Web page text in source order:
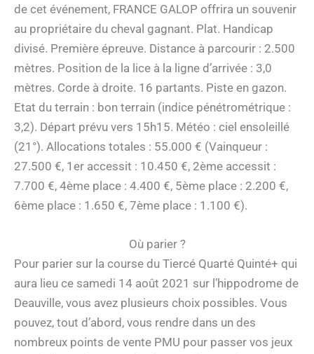
de cet événement, FRANCE GALOP offrira un souvenir
au propriétaire du cheval gagnant. Plat. Handicap
divisé. Première épreuve. Distance à parcourir : 2.500
mètres. Position de la lice à la ligne d’arrivée : 3,0
mètres. Corde à droite. 16 partants. Piste en gazon.
Etat du terrain : bon terrain (indice pénétrométrique :
3,2). Départ prévu vers 15h15. Météo : ciel ensoleillé
(21°). Allocations totales : 55.000 € (Vainqueur :
27.500 €, 1er accessit : 10.450 €, 2ème accessit :
7.700 €, 4ème place : 4.400 €, 5ème place : 2.200 €,
6ème place : 1.650 €, 7ème place : 1.100 €).
Où parier ?
Pour parier sur la course du Tiercé Quarté Quinté+ qui
aura lieu ce samedi 14 août 2021 sur l’hippodrome de
Deauville, vous avez plusieurs choix possibles. Vous
pouvez, tout d’abord, vous rendre dans un des
nombreux points de vente PMU pour passer vos jeux